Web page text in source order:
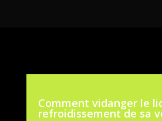
Comment vidanger le
refroidissement de sa